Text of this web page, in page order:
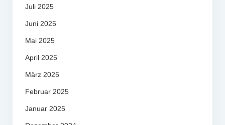
Juli 2025
Juni 2025
Mai 2025
April 2025
März 2025
Februar 2025
Januar 2025